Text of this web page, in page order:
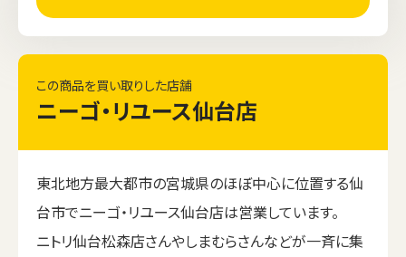
この商品を買い取りした店舗
ニーゴ・リユース仙台店
東北地方最大都市の宮城県のほぼ中心に位置する仙
台市でニーゴ・リユース仙台店は営業しています。
ニトリ仙台松森店さんやしまむらさんなどが一斉に集